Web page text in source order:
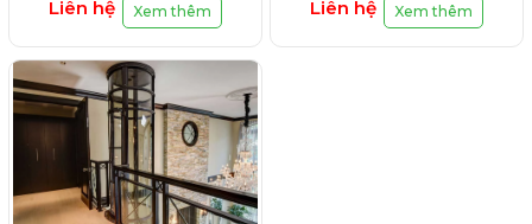
Liên hệ Xem thêm Liên hệ Xem thêm